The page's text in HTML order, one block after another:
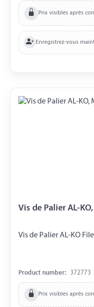
Prix visibles après
Enregistrez-vous
Vis de Palier AL-
Vis de Palier AL-KO
Product number: 372773
Prix visibles après